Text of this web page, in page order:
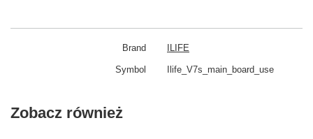
Brand ILIFE
Symbol Ilife_V7s_main_board_use
Zobacz również